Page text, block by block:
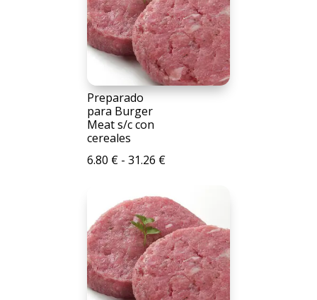
Preparado
para Burger
Meat s/c con
cereales
6.80 € - 31.26 €Rango
precios:
desde
6.80 €
hasta
31.26 €